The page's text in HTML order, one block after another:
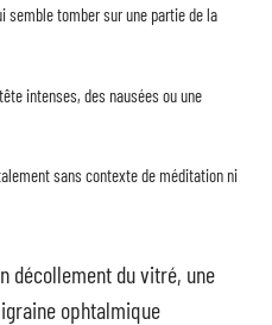
semble tomber sur une partie de la
intenses, des nausées ou une
sans contexte de méditation ni
décollement du vitré, une
ophtalmique